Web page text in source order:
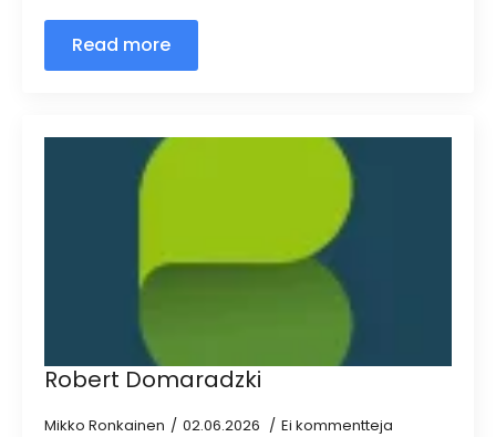
Read more
Robert Domaradzki
Mikko Ronkainen 02.06.2026 Ei kommentteja